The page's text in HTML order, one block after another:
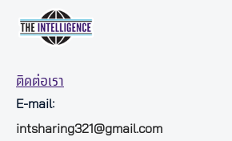
ติดต่อเรา
E-mail:
intsharing321@gmail.com